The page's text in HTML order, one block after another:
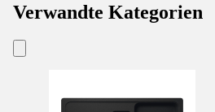
Verwandte Kategorien